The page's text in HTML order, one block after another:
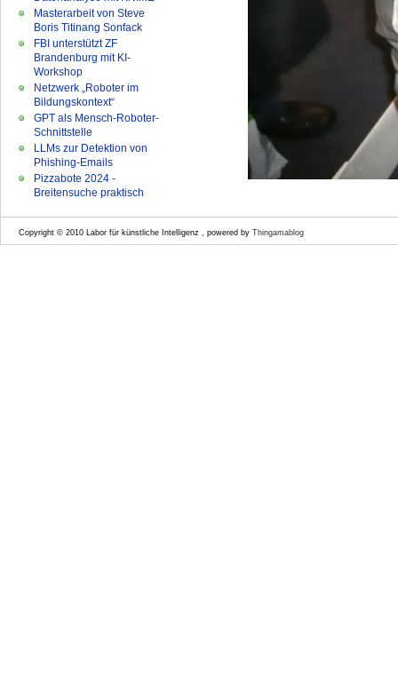
Masterarbeit von Steve
Boris Titinang Sonfack
FBI unterstützt ZF
Brandenburg mit KI-
Workshop
Netzwerk „Roboter im
Bildungskontext“
GPT als Mensch-Roboter-
Schnittstelle
LLMs zur Detektion von
Phishing-Emails
Pizzabote 2024 -
Breitensuche praktisch
Copyright © 2010 Labor für künstliche Intelligenz , powered by Thingamablog